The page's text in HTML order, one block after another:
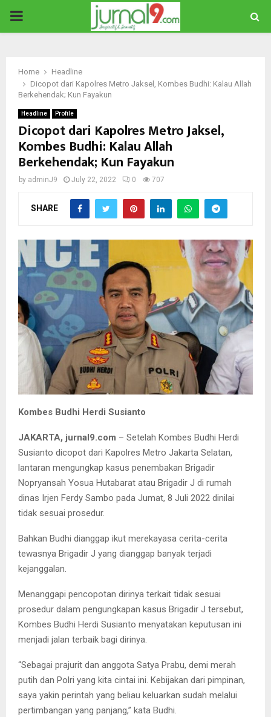
PRIMARY
Home
Headline
Dicopot dari Kapolres Metro Jaksel, Kombes Budhi: Kalau Allah
Berkehendak; Kun Fayakun
Headline Profile
Dicopot dari Kapolres Metro Jaksel,
Kombes Budhi: Kalau Allah
Berkehendak; Kun Fayakun
by adminJ9 July 22, 2022 0 707
SHARE
Kombes Budhi Herdi Susianto
JAKARTA, jurnal9.com – Setelah Kombes Budhi Herdi
Susianto dicopot dari Kapolres Metro Jakarta Selatan,
lantaran mengungkap kasus penembakan Brigadir
Nopryansah Yosua Hutabarat atau Brigadir J di rumah
dinas Irjen Ferdy Sambo pada Jumat, 8 Juli 2022 dinilai
tidak sesuai prosedur.
Bahkan Budhi dianggap ikut merekayasa cerita-cerita
tewasnya Brigadir J yang dianggap banyak terjadi
kejanggalan.
Menanggapi pencopotan dirinya terkait tidak sesuai
prosedur dalam pengungkapan kasus Brigadir J tersebut,
Kombes Budhi Herdi Susianto menyatakan keputusan ini
menjadi jalan terbaik bagi dirinya.
“Sebagai prajurit dan anggota Satya Prabu, demi merah
putih dan Polri yang kita cintai ini. Kebijakan dari pimpinan,
saya yakin perintah yang beliau keluarkan sudah melalui
pertimbangan yang panjang,” kata Budhi.